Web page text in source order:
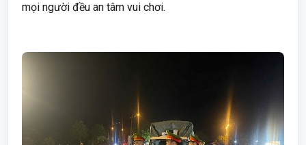
mọi người đều an tâm vui chơi.